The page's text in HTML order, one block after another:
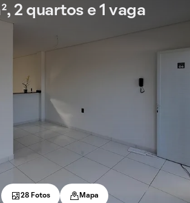
2 quartos e 1 vaga
28 Fotos Mapa